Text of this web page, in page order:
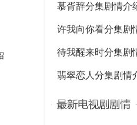
慕胥辞分集剧情介
许我向你看分集剧
待我醒来时分集剧
翡翠恋人分集剧情